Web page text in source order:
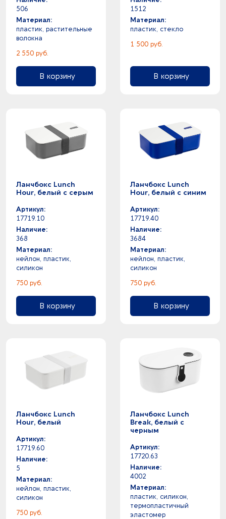
синий - черный
синий - 4
темно-зеленый - 1
хаки - 1
черный - 9
506
Материал:
пластик, растительные
волокна
2 550 руб.
В корзину
1512
Материал:
пластик, стекло
1 500 руб.
В корзину
Ланчбокс Lunch
Hour, белый с серым
Артикул:
17719.10
Наличие:
368
Материал:
нейлон, пластик,
силикон
750 руб.
В корзину
Ланчбокс Lunch
Hour, белый с синим
Артикул:
17719.40
Наличие:
3684
Материал:
нейлон, пластик,
силикон
750 руб.
В корзину
Ланчбокс Lunch
Hour, белый
Артикул:
17719.60
Наличие:
5
Материал:
нейлон, пластик,
силикон
750 руб.
Ланчбокс Lunch
Break, белый с
черным
Артикул:
17720.63
Наличие:
4002
Материал:
пластик, силикон,
термопластичный
эластомер